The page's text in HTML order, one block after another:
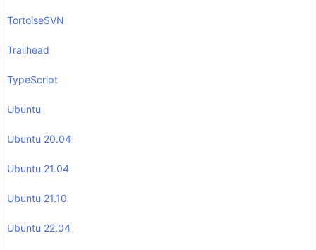
TortoiseSVN
Trailhead
TypeScript
Ubuntu
Ubuntu 20.04
Ubuntu 21.04
Ubuntu 21.10
Ubuntu 22.04